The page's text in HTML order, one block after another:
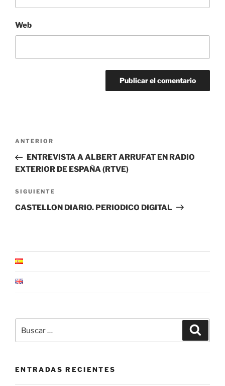
Web
Navegación
entradas
Entrada
anterior:
ANTERIOR
ENTREVISTA A ALBERT ARRUFAT EN RADIO
EXTERIOR DE ESPAÑA (RTVE)
Siguiente
entrada
SIGUIENTE
CASTELLON DIARIO. PERIODICO DIGITAL
por:
ENTRADAS RECIENTES